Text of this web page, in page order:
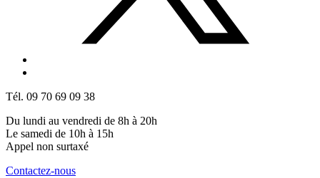
Tél. 09 70 69 09 38
Du lundi au vendredi de 8h à 20h
Le samedi de 10h à 15h
Appel non surtaxé
Contactez-nous